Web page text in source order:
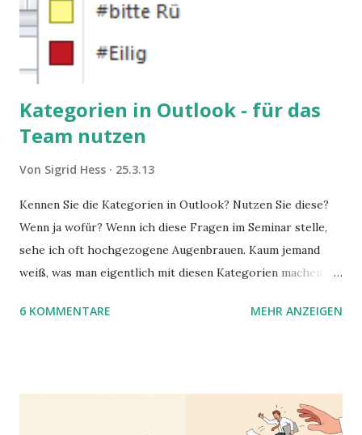
Kategorien in Outlook - für das
Team nutzen
Von Sigrid Hess 25.3.13
Kennen Sie die Kategorien in Outlook? Nutzen Sie diese?
Wenn ja wofür? Wenn ich diese Fragen im Seminar stelle,
sehe ich oft hochgezogene Augenbrauen. Kaum jemand
weiß, was man eigentlich mit diesen Kategorien machen
sie Ihnen vor.
6 KOMMENTARE MEHR ANZEIGEN